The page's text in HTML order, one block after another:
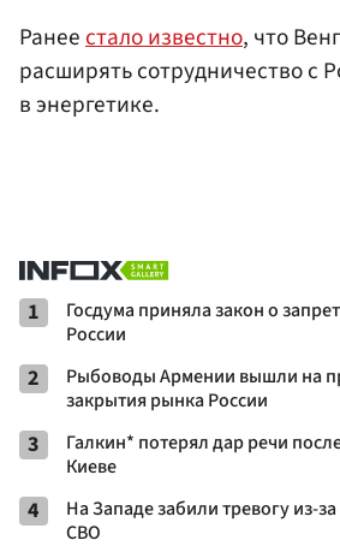
Ранеестало известно, что
расширять сотрудничество с
в энергетике.
1
Госдума приняла закон о
России
2
Рыбоводы Армении вышли на
закрытия рынка России
3
Галкин* потерял дар речи
Киеве
4
На Западе забили тревогу из-
СВО